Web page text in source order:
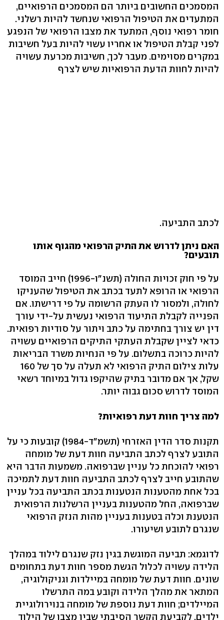
המסמכים החשובים ביותר הם המסמכים הרפואיים,
המתעדים את הטיפול הרפואי שנחשד להיות רשלני.
חומר רפואי נוסף, המתעד את מצבו הרפואי של הנפגע
לפני קבלת הטיפול או אחריו עשוי להיות בעל חשיבות
במקרים מסוימים. מעבר לכך, חשיבות מכרעת עשויה
להיות לחוות הדעת הרפואיות שיש לצרף
לכתב התביעה.
האם ניתן לדרוש את התיק הרפואי מהגוף אותו
תובעים?
על פי חוק זכויות החולה (תשנ"ו-1996) חייב המוסד
הרפואי או הרופא לתעד בכתב את הטיפול שהעניקו
לחולה, ולמסור לו העתק הרשומה על פי דרישתו. אם
הפנייה לקבלת התיעוד הרפואי נעשית על-ידי עורך
דין יש צורך בחתימה על כתב ויתור על סודיות רפואית.
כדאי לציין שקבלת העתקי התיקים הרפואיים עשויה
להיות כרוכה בתשלום. על פי הנחיות משרד הבריאות
עלות צילום התיק הרפואי לא תעלה על סך של 160
שקל, אך אם מדובר בתיק שהיקפו גדול במיוחד רשאי
המוסד לדרוש סכום גבוה יותר.
למה צריך חוות דעת רפואיות?
תקנות סדר הדין האזרחי (תשמ"ד-1984) קובעות כי על
התובע לצרף לכתב התביעה חוות דעת של מומחה
רפואי להוכחת כל עניין שברפואה. משמעות הדבר היא
שהתובע חייב לצרף לכתב התביעה חוות דעת לתמיכה
בכל אחת מהטענות הנטענות בכתב התביעה בכל עניין
שברפואה, החל מהטענות בעניין הרשלנות הרפואית
הנטענת וכלה בטענות בעניין מהות הנזק הרפואי
שנגרם לתובע ושיעורו.
לדוגמא: תביעה המוגשת בגין נזק שנגרם לילוד במהלך
הלידה עשויה לכלול הגשת מספר חוות דעת בתחומים
שונים. חוות דעת של מומחה במיילדות וגניקולוגיה,
המתאר את מהלך הלידה וקובע במה התרשלו
המיילדים; חוות דעת נוספת של מומחה בנוירולוגיית
ילדים, לקביעת הקשר הסיבתי שבין מצבו של הילוד